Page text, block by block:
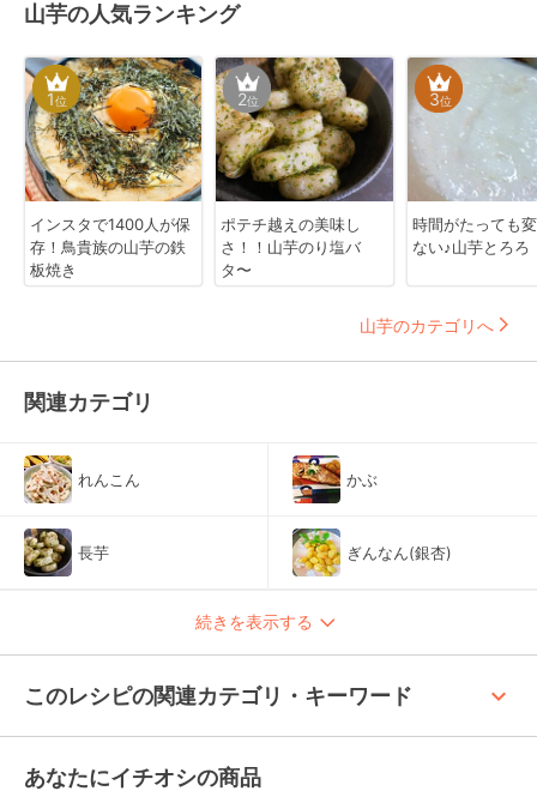
山芋の人気ランキング
1位
インスタで1400人が保
存！鳥貴族の山芋の鉄
板焼き
2位
ポテチ越えの美味し
さ！！山芋のり塩バ
タ〜
3位
時間がたっても
ない♪山芋とろろ
山芋のカテゴリへ
関連カテゴリ
れんこん かぶ
長芋 ぎんなん(銀杏)
続きを表示する
このレシピの関連カテゴリ・キーワード keyboard_arrow_up
あなたにイチオシの商品